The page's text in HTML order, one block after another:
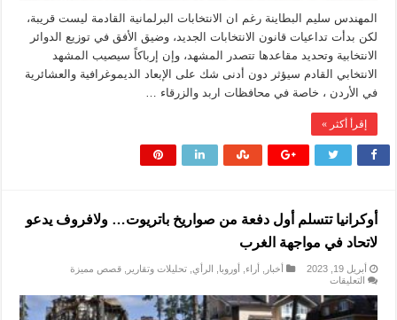
المهندس سليم البطاينة رغم ان الانتخابات البرلمانية القادمة ليست قريبة،
لكن بدأت تداعيات قانون الانتخابات الجديد، وضيق الأفق في توزيع الدوائر
الانتخابية وتحديد مقاعدها تتصدر المشهد، وإن إرباكاً سيصيب المشهد
الانتخابي القادم سيؤثر دون أدنى شك على الإبعاد الديموغرافية والعشائرية
في الأردن ، خاصة في محافظات اربد والزرقاء …
إقرأ أكثر »
أوكرانيا تتسلم أول دفعة من صواريخ باتريوت… ولافروف يدعو
لاتحاد في مواجهة الغرب
أبريل 19, 2023 أخبار أراء أوروبا الرأي تحليلات وتقارير
قصص مميزة
التعليقاتعلى
تتسلم
أول